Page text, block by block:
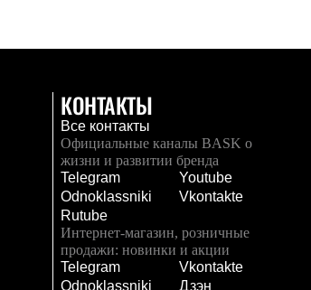
КОНТАКТЫ
Все контакты
Официальные каналы BASK о
жизни и развитии бренда
Telegram
Youtube
Odnoklassniki
Vkontakte
Rutube
Интернет-магазин, розничные
продажи: новинки и акции
Telegram
Vkontakte
Odnoklassniki
Дзэн